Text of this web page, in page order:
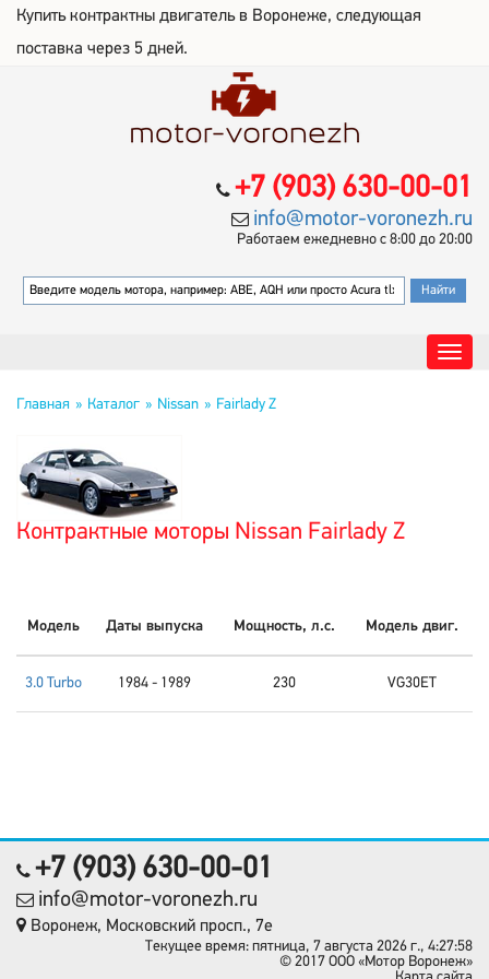
Купить контрактны двигатель в Воронеже, следующая
поставка через 5 дней.
+7 (903) 630-00-01
info@motor-voronezh.ru
Работаем ежедневно с 8:00 до 20:00
Главная Каталог Nissan Fairlady Z
Контрактные моторы Nissan Fairlady Z
Модель Даты выпуска Мощность, л.с. Модель двиг.
3.0 Turbo 1984 - 1989 230 VG30ET
+7 (903) 630-00-01
info@motor-voronezh.ru
Воронеж, Московский просп., 7е
Текущее время: пятница, 7 августа 2026 г., 4:27:58
© 2017 OOO «Мотор Воронеж»